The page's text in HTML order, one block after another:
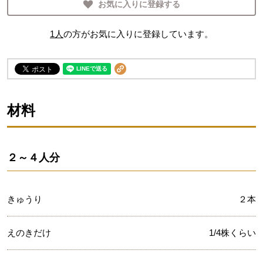
お気に入りに登録する
1 人の方がお気に入りに登録しています。
材料
２～４人分
きゅうり ２本
えのきだけ 1/4株くらい